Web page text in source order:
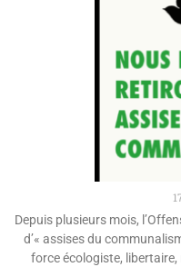
Depuis plusieurs mois,
d’« assises du
force écologiste,